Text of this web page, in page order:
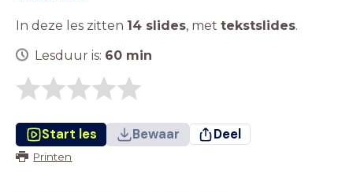
In deze les zitten 14 slides, met tekstslides.
Lesduur is: 60 min
Start les Bewaar Deel
Printen